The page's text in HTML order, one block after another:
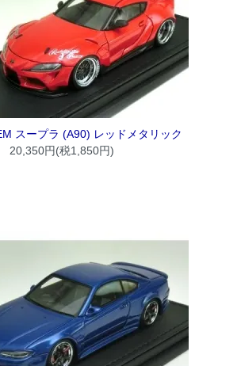
スープラ (A90) レッドメタリック
20,350円(税1,850円)